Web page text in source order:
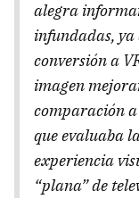
alegra
infundadas, ya
conversión a
imagen
comparación
que evaluaba
experiencia
“plana” de